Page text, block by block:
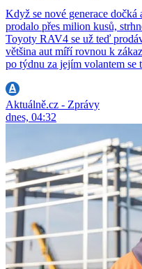
Když se nové generace
prodalo přes milion kusů,
Toyoty RAV4 se už teď
většina aut míří rovnou k
po týdnu za jejím volantem se
Aktuálně.cz - Zprávy
dnes, 04:32